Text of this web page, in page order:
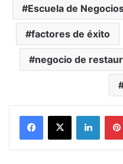
Escuela de
factores de éxito
negocio de